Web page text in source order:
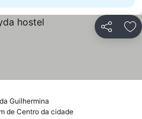
Partilhar
Guilhermina
de Centro da cidade